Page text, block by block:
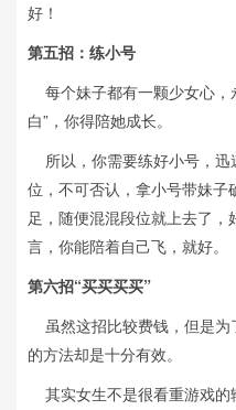
好！
第五招：练小号
每个妹子都有一颗少女心，
白”，你得陪她成长。
所以，你需要练好小号，迅
位，不可否认，拿小号带妹
足，随便混混段位就上去了
言，你能陪着自己飞，就好。
第六招“买买买买”
虽然这招比较费钱，但是为
的方法却是十分有效。
其实女生不是很看重游戏的